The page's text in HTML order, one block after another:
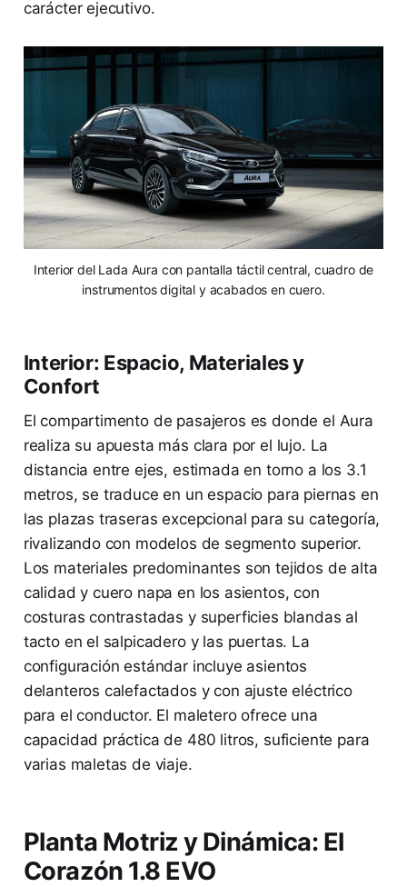
carácter ejecutivo.
Interior del Lada Aura con pantalla táctil central, cuadro de
instrumentos digital y acabados en cuero.
Interior: Espacio, Materiales y
Confort
El compartimento de pasajeros es donde el Aura
realiza su apuesta más clara por el lujo. La
distancia entre ejes, estimada en torno a los 3.1
metros, se traduce en un espacio para piernas en
las plazas traseras excepcional para su categoría,
rivalizando con modelos de segmento superior.
Los materiales predominantes son tejidos de alta
calidad y cuero napa en los asientos, con
costuras contrastadas y superficies blandas al
tacto en el salpicadero y las puertas. La
configuración estándar incluye asientos
delanteros calefactados y con ajuste eléctrico
para el conductor. El maletero ofrece una
capacidad práctica de 480 litros, suficiente para
varias maletas de viaje.
Planta Motriz y Dinámica: El
Corazón 1.8 EVO